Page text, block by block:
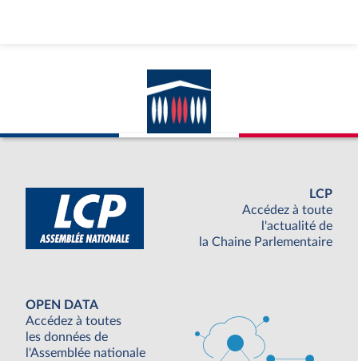
LCP
Accédez à toute
l'actualité de
la Chaine Parlementaire
OPEN DATA
Accédez à toutes
les données de
l'Assemblée nationale